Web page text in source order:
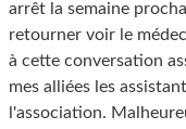
arrêt la semaine
retourner voir le
à cette conversation
mes alliées les
l'association.